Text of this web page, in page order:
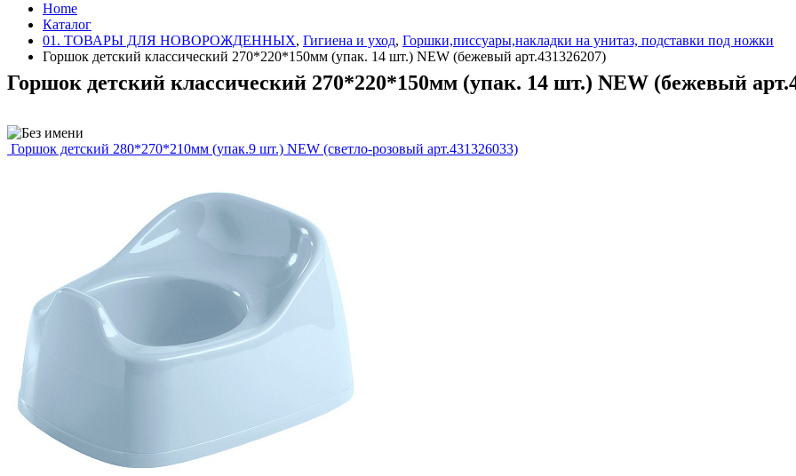
Home
Каталог
01. ТОВАРЫ ДЛЯ НОВОРОЖДЕННЫХ, Гигиена и уход, Горшки,писсуары,накладки на унитаз, подставки под ножки
Горшок детский классический 270*220*150мм (упак. 14 шт.) NEW (бежевый арт.431326207)
Горшок детский классический 270*220*150мм (упак. 14 шт.) NEW (бежевый
Горшок детский 280*270*210мм (упак.9 шт.) NEW (светло-розовый арт.431326033)